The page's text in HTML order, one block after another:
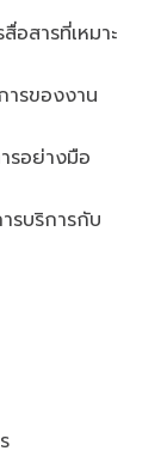
อสารที่เหมาะ
ารของงาน
รอย่างมือ
รบริการกับ